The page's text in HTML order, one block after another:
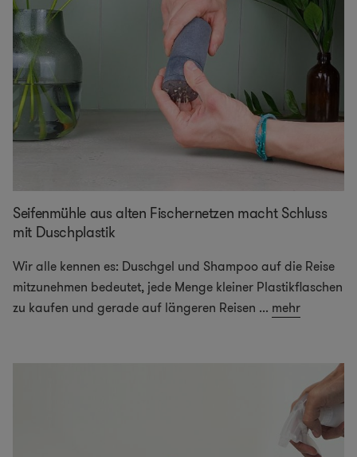
Seifenmühle aus alten Fischernetzen macht Schluss
mit Duschplastik
Wir alle kennen es: Duschgel und Shampoo auf die Reise
mitzunehmen bedeutet, jede Menge kleiner Plastikflaschen
zu kaufen und gerade auf längeren Reisen ... mehr